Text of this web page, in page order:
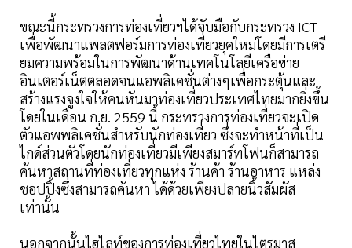
ขณะนี้กระทรวงการท่องเที่ยวฯได้จับมือกับกระทรวง ICT
เพื่อพัฒนาแพลตฟอร์มการท่องเที่ยวยุคใหม่โดยมีการเตรี
ยมความพร้อมในการพัฒนาด้านเทคโนโลยีเครือข่าย
อินเตอร์เน็ตตลอดจนแอพลิเคชั่นต่างๆเพื่อกระตุ้นและ
สร้างแรงจูงใจให้คนหันมาท่องเที่ยวประเทศไทยมากยิ่งขึ้น
โดยในเดือน ก.ย. 2559 นี้ กระทรวงการท่องเที่ยวจะเปิด
ตัวแอพพลิเคชั่นสำหรับนักท่องเที่ยว ซึ่งจะทำหน้าที่เป็น
ไกด์ส่วนตัวโดยนักท่องเที่ยวมีเพียงสมาร์ทโฟนก็สามารถ
ค้นหาสถานที่ท่องเที่ยวทุกแห่ง ร้านค้า ร้านอาหาร แหล่ง
ชอปปิ้งซึ่งสามารถค้นหา ได้ด้วยเพียงปลายนิ้วสัมผัส
เท่านั้น
นอกจากนั้นไฮไลท์ของการท่องเที่ยวไทยในไตรมาส